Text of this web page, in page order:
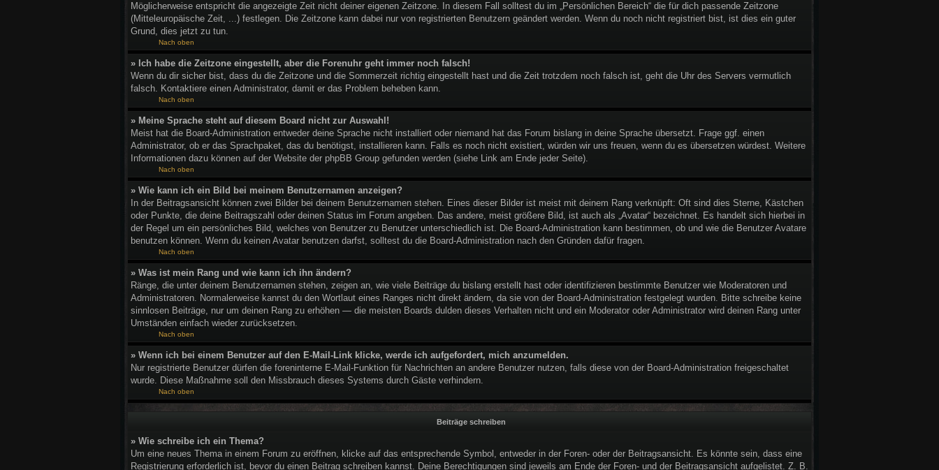
Möglicherweise entspricht die angezeigte Zeit nicht deiner eigenen Zeitzone. In diesem Fall solltest du im „Persönlichen Bereich“ die für dich passende Zeitzone
(Mitteleuropäische Zeit, ...) festlegen. Die Zeitzone kann dabei nur von registrierten Benutzern geändert werden. Wenn du noch nicht registriert bist, ist dies ein guter
Grund, dies jetzt zu tun.
Nach oben
» Ich habe die Zeitzone eingestellt, aber die Forenuhr geht immer noch falsch!
Wenn du dir sicher bist, dass du die Zeitzone und die Sommerzeit richtig eingestellt hast und die Zeit trotzdem noch falsch ist, geht die Uhr des Servers vermutlich
falsch. Kontaktiere einen Administrator, damit er das Problem beheben kann.
Nach oben
» Meine Sprache steht auf diesem Board nicht zur Auswahl!
Meist hat die Board-Administration entweder deine Sprache nicht installiert oder niemand hat das Forum bislang in deine Sprache übersetzt. Frage ggf. einen
Administrator, ob er das Sprachpaket, das du benötigst, installieren kann. Falls es noch nicht existiert, würden wir uns freuen, wenn du es übersetzen würdest. Weitere
Informationen dazu können auf der Website der phpBB Group gefunden werden (siehe Link am Ende jeder Seite).
Nach oben
» Wie kann ich ein Bild bei meinem Benutzernamen anzeigen?
In der Beitragsansicht können zwei Bilder bei deinem Benutzernamen stehen. Eines dieser Bilder ist meist mit deinem Rang verknüpft: Oft sind dies Sterne, Kästchen
oder Punkte, die deine Beitragszahl oder deinen Status im Forum angeben. Das andere, meist größere Bild, ist auch als „Avatar“ bezeichnet. Es handelt sich hierbei in
der Regel um ein persönliches Bild, welches von Benutzer zu Benutzer unterschiedlich ist. Die Board-Administration kann bestimmen, ob und wie die Benutzer Avatare
benutzen können. Wenn du keinen Avatar benutzen darfst, solltest du die Board-Administration nach den Gründen dafür fragen.
Nach oben
» Was ist mein Rang und wie kann ich ihn ändern?
Ränge, die unter deinem Benutzernamen stehen, zeigen an, wie viele Beiträge du bislang erstellt hast oder identifizieren bestimmte Benutzer wie Moderatoren und
Administratoren. Normalerweise kannst du den Wortlaut eines Ranges nicht direkt ändern, da sie von der Board-Administration festgelegt wurden. Bitte schreibe keine
sinnlosen Beiträge, nur um deinen Rang zu erhöhen — die meisten Boards dulden dieses Verhalten nicht und ein Moderator oder Administrator wird deinen Rang unter
Umständen einfach wieder zurücksetzen.
Nach oben
» Wenn ich bei einem Benutzer auf den E-Mail-Link klicke, werde ich aufgefordert, mich anzumelden.
Nur registrierte Benutzer dürfen die foreninterne E-Mail-Funktion für Nachrichten an andere Benutzer nutzen, falls diese von der Board-Administration freigeschaltet
wurde. Diese Maßnahme soll den Missbrauch dieses Systems durch Gäste verhindern.
Nach oben
Beiträge schreiben
» Wie schreibe ich ein Thema?
Um eine neues Thema in einem Forum zu eröffnen, klicke auf das entsprechende Symbol, entweder in der Foren- oder der Beitragsansicht. Es könnte sein, dass eine
Registrierung erforderlich ist, bevor du einen Beitrag schreiben kannst. Deine Berechtigungen sind jeweils am Ende der Foren- und der Beitragsansicht aufgelistet. Z. B.